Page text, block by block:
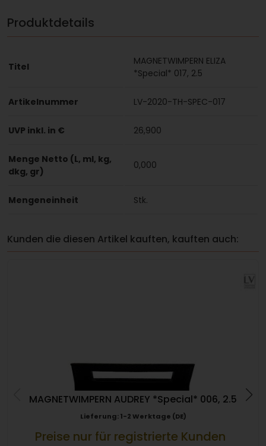
Produktdetails
Titel
MAGNETWIMPERN ELIZA
*Special* 017, 2.5
Artikelnummer LV-2020-TH-SPEC-017
UVP inkl. in € 26,900
Menge Netto (L, ml, kg,
dkg, gr)
0,000
Mengeneinheit Stk.
Kunden die diesen Artikel kauften, kauften auch:
MAGNETWIMPERN AUDREY *Special* 006, 2.5
Lieferung: 1-2 Werktage (DE)
Preise nur für registrierte Kunden